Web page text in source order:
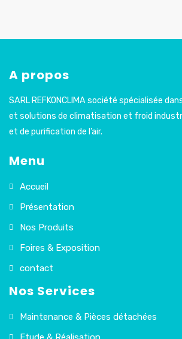
A propos
SARL REFKONCLIMA société spécialisée
et solutions de climatisation et froid
et de purification de l’air.
Menu
Accueil
Présentation
Nos Produits
Foires & Exposition
contact
Nos Services
Maintenance & Pièces détachées